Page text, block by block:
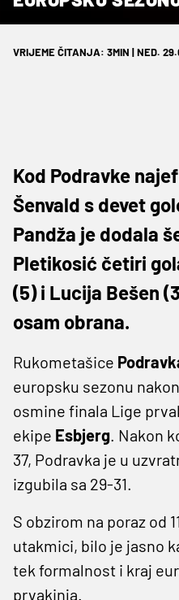
VRIJEME ČITANJA: 3MIN | NED.
Kod Podravke
Šenvald s devet
Pandža je dodala
Pletikosić četiri
(5) i Lucija Bešen
osam obrana.
Rukometašice
europsku sezonu
osmine finala Lige
ekipe Esbjerg. Nakon
37, Podravka je u
izgubila sa 29-31.
S obzirom na poraz od
utakmici, bilo je jasno
tek formalnost i kraj
prvakinja.